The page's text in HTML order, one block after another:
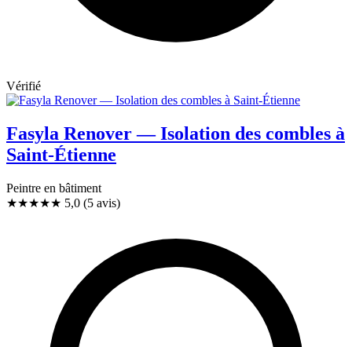
Vérifié
Fasyla Renover — Isolation des combles à
Saint-Étienne
Peintre en bâtiment
★★★★★ 5,0 (5 avis)